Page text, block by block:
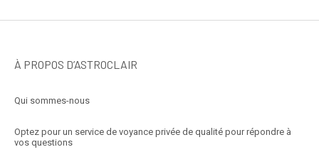
À PROPOS D’ASTROCLAIR
Qui sommes-nous
Optez pour un service de voyance privée de qualité pour répondre à
vos questions